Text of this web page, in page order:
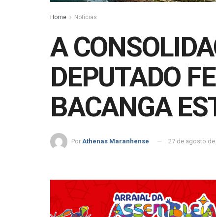
Home Notícias
A
DEPUTADO
BACANGA
Por Athenas Maranhense 27 de agosto de